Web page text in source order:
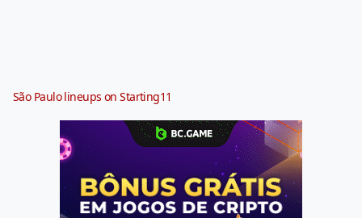
São Paulo lineups on Starting11